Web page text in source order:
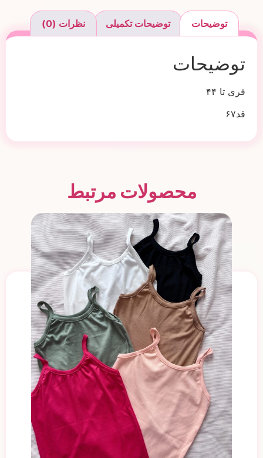
توضیحات توضیحات تکمیلی نظرات (0)
توضیحات
فری تا ۴۴
قد۶۷
محصولات مرتبط